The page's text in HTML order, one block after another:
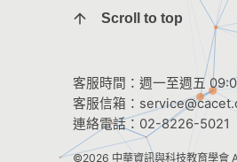
Scroll to top
客服時間：週一至週五
客服信箱：
連絡電話： 02-8226-5021
©2026 中華資訊與科技教育學會